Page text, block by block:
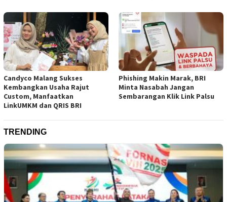
Candyco Malang Sukses
Kembangkan Usaha Rajut
Custom, Manfaatkan
LinkUMKM dan QRIS BRI
Phishing Makin Marak, BRI
Minta Nasabah Jangan
Sembarangan Klik Link Palsu
TRENDING